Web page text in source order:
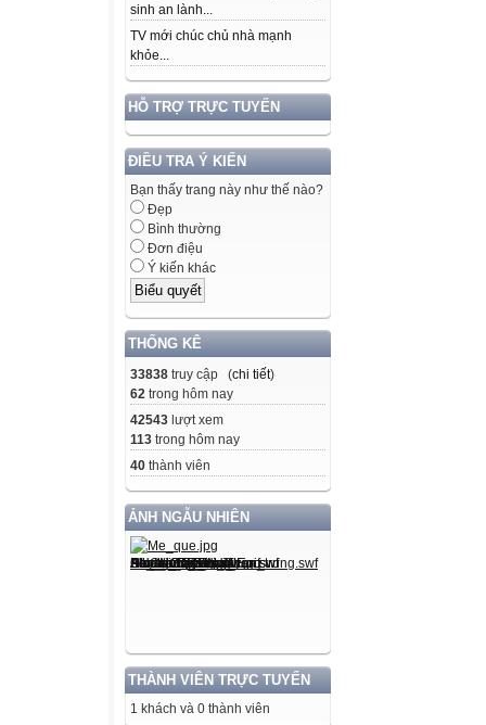
sinh an lành...
TV mới chúc chủ nhà mạnh
khỏe...
HỖ TRỢ TRỰC TUYẾN
ĐIỀU TRA Ý KIẾN
Bạn thấy trang này như thế nào?
Đẹp
Bình thường
Đơn điệu
Ý kiến khác
THỐNG KÊ
33838 truy cập (chi tiết)
62 trong hôm nay
42543 lượt xem
113 trong hôm nay
40 thành viên
ẢNH NGẪU NHIÊN
THÀNH VIÊN TRỰC TUYẾN
1 khách và 0 thành viên